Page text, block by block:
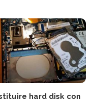
hard disk con